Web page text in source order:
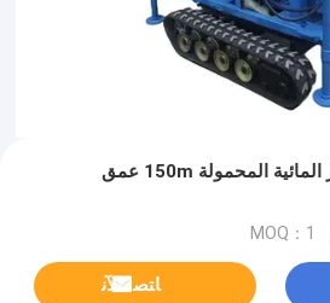
نوع الزحف آلة حفر الآبار المائية المحمولة 150m عمق
MOQ：1
ﺎﺘﺼﻟ ﺍﻶﻧ